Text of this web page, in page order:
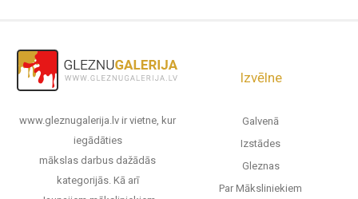
www.gleznugalerija.lv ir vietne, kur
iegādāties
mākslas darbus dažādās
kategorijās. Kā arī
Izvēlne
Galvenā
Izstādes
Gleznas
Par Māksliniekiem